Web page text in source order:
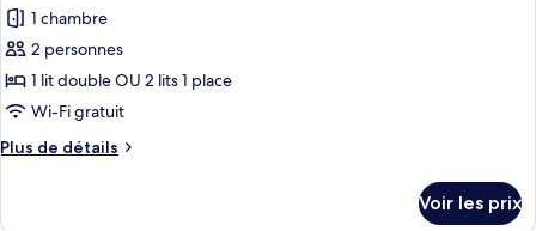
pour
ce
type
de
chambre :
Chambre
1 chambre
2 personnes
1 lit double OU 2 lits 1 place
Wi-Fi gratuit
Plus de détails
Plus
Voir les prix